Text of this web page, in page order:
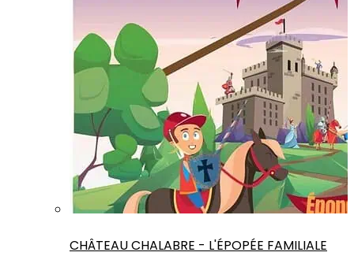
CHÂTEAU CHALABRE - L'ÉPOPÉE FAMILIALE